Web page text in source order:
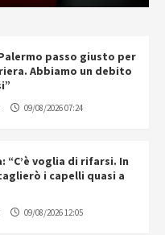
passo giusto per
Abbiamo un debito
09/08/2026 07:24
“C’è voglia di rifarsi. In
i capelli quasi a
09/08/2026 12:05